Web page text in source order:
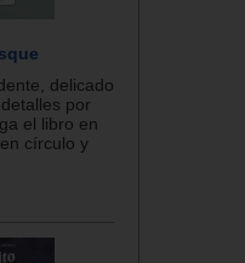
delicado
por
el libro en
círculo y